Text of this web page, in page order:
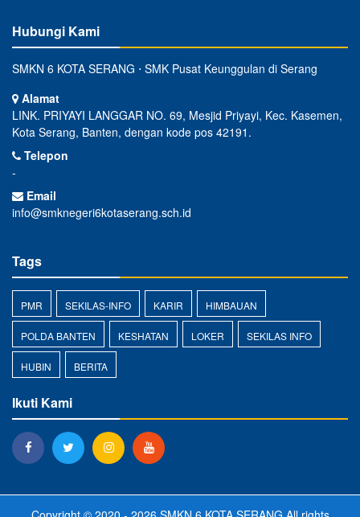
Hubungi Kami
SMKN 6 KOTA SERANG ⋅ SMK Pusat Keunggulan di Serang
Alamat
LINK. PRIYAYI LANGGAR NO. 69, Mesjid Priyayi, Kec. Kasemen,
Kota Serang, Banten, dengan kode pos 42191.
Telepon
-
Email
info@smknegeri6kotaserang.sch.id
Tags
PMR SEKILAS-INFO KARIR HIMBAUAN
POLDA BANTEN KESHATAN LOKER SEKILAS INFO
HUBIN BERITA
Ikuti Kami